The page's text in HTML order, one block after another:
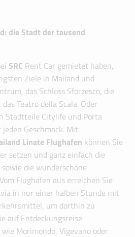
die Stadt der tausend
SRC Rent Car gemietet haben,
Ziele in Mailand und
das Schloss Sforzesco, die
Teatro della Scala. Oder
Stadtteile Citylife und Porta
Geschmack. Mit
Linate Flughafen können Sie
setzen und ganz einfach die
die wunderschöne
Flughafen aus erreichen Sie
in nur einer halben Stunde mit
um dorthin zu
auf Entdeckungsreise
Morimondo, Vigevano oder